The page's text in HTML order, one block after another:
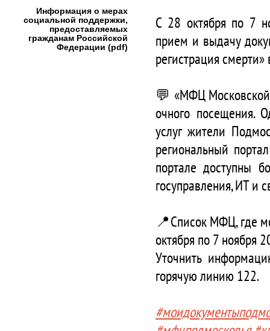
С 28 октября по 7
прием и выдачу
регистрация
💬 «МФЦ Московской
очного посещения.
услуг жители
региональный
портале доступны
госуправления, ИТ и
📍Список МФЦ, где
октября по 7 ноября
Уточнить
горячую линию 122.
Информация о мерах
социальной поддержки,
предоставляемых
гражданам Российской
Федерации (pdf)